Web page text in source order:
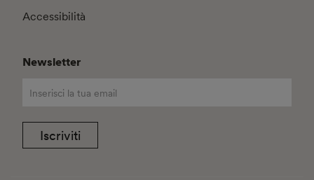
Accessibilità
Newsletter
Iscriviti